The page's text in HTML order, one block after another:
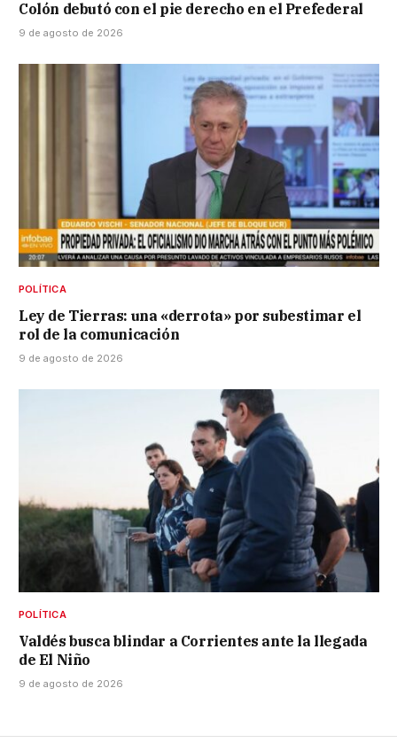
Colón debutó con el pie derecho en el Prefederal
9 de agosto de 2026
POLÍTICA
Ley de Tierras: una «derrota» por subestimar el
rol de la comunicación
9 de agosto de 2026
POLÍTICA
Valdés busca blindar a Corrientes ante la llegada
de El Niño
9 de agosto de 2026